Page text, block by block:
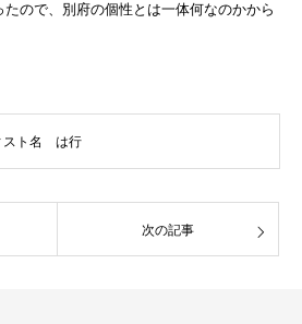
ので、別府の個性とは一体何なのかから
スト名 は行
次の記事